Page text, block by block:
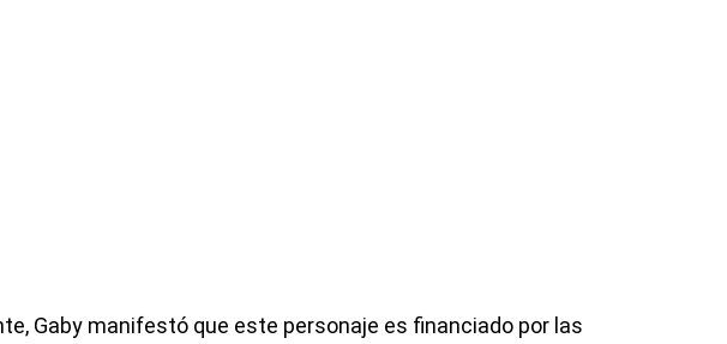
Gaby manifestó que este personaje es financiado por las